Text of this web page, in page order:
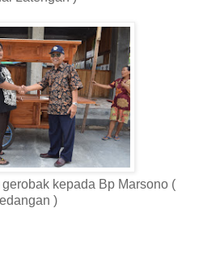
kepada Bp Marsono (
)